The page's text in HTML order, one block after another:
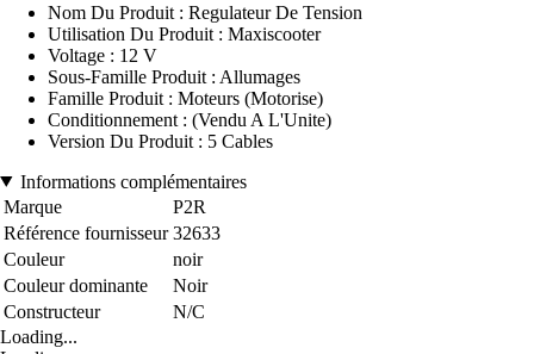
Nom Du Produit : Regulateur De Tension
Utilisation Du Produit : Maxiscooter
Voltage : 12 V
Sous-Famille Produit : Allumages
Famille Produit : Moteurs (Motorise)
Conditionnement : (Vendu A L'Unite)
Version Du Produit : 5 Cables
Informations complémentaires
Marque
P2R
Référence fournisseur 32633
Couleur
noir
Couleur dominante
Noir
Constructeur
N/C
Loading...